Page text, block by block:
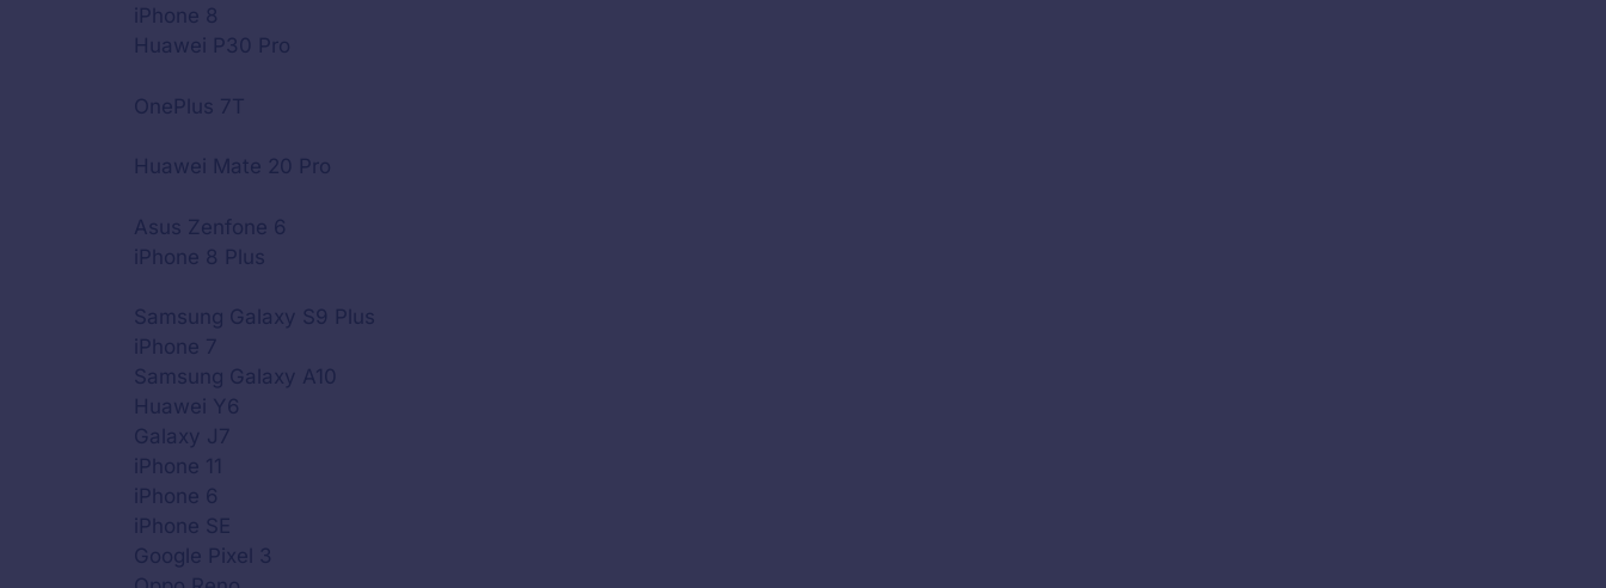
iPhone 8
Huawei P30 Pro
OnePlus 7T
Huawei Mate 20 Pro
Asus Zenfone 6
iPhone 8 Plus
Samsung Galaxy S9 Plus
iPhone 7
Samsung Galaxy A10
Huawei Y6
Galaxy J7
iPhone 11
iPhone 6
iPhone SE
Google Pixel 3